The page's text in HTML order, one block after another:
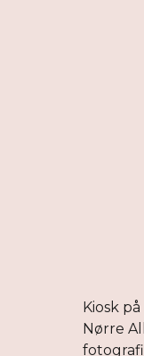
Kiosk
Nørre